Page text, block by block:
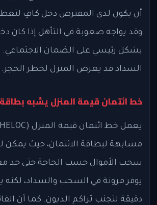
أن يكون لدى المقترض دخل كافٍ
وقد يواجه صعوبة في التأهل إذا كان
بشكل رئيسي على الضمان الاجتماعي.
السداد قد يعرض المنزل لخطر الحجز.
خط ائتمان قيمة المنزل يشبه بطاقة
مشابهة لبطاقة الائتمان، حيث يمكن
سحب الأموال حسب الحاجة حتى حد
يوفر مرونة في السحب والسداد، لكنه
دقيقة لتجنب تراكم الديون. كما أن